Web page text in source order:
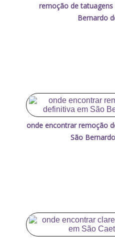
remoção de
Bernardo
onde encontrar remoção
São